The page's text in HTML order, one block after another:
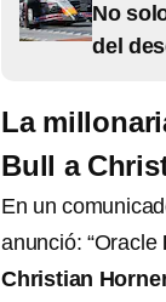
No
del
La
Bull a
En un
anunció: “Oracle
Christian